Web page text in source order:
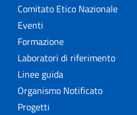
Comitato Etico Nazionale
Eventi
Formazione
Laboratori di riferimento
Linee guida
Organismo Notificato
Progetti